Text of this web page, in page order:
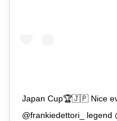
Japan Cup🏆🇯🇵 Nice
@frankiedettori_ legend